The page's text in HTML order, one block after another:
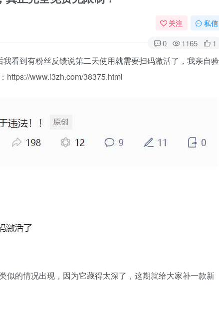
关注 私信
0 1165 1
看到有粉丝反馈说第二天使用就需要扫码激活了，我亲自验
https://www.i3zh.com/38375.html
似的情况出现，因为它藏得太深了，这期就给大家补一款新